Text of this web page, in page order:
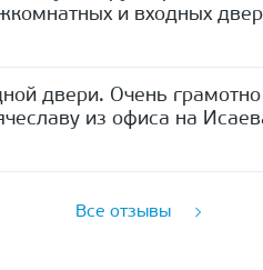
и входных
двери. Очень
из офиса на
Все отзывы